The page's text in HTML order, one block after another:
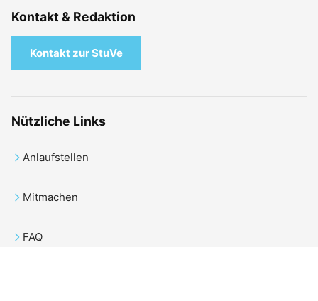
Kontakt & Redaktion
Kontakt zur StuVe
Nützliche Links
Anlaufstellen
Mitmachen
FAQ